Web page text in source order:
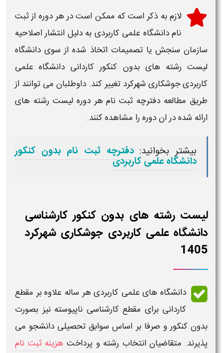
لازم به ذکر است که ممکن است در هر دوره ازثبت
نام دانشگاه علمی کاربردی به دلیل انتشار اصلاحیه
سازمان سنجش یا تصمیمات اتخاذ شده از سوی دانشگاه
لیست رشته های بدون کنکور کاردانی دانشگاه علمی
کاربردی جوشکاری شهرکردتغییر کند. داوطلبان می توانند از
طریق مطالعه دفترچه ثبت نام هر دوره لیست رشته های
ارائه شده در ان دوره را مشاهده کنند.
بیشتر بخوانید: دفترچه ثبت نام بدون کنکور
دانشگاه علمی کاربردی
لیست رشته های بدون کنکور کارشناسی
دانشگاه علمی کاربردی جوشکاری شهرکرد
1405
دانشگاه های علمی کاربردی هر ساله علاوه بر مقطع
کاردانیبرای مقطع کارشناسی ناپیوسته نیز بصورت
بدون کنکور و صرفا بر اساس سوابق تحصیلی دانشجو می
پذیرند. متقاضیان انتخاب رشته و پرداخت هزینه ثبت نام